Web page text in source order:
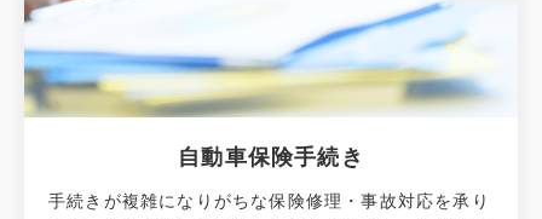
自動車保険手続き
手続きが複雑になりがちな保険修理・事故対応を承り